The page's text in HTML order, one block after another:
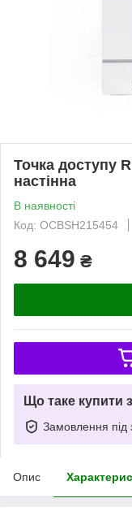
Точка доступу
настінна
В наявності
Код: OCBSH215454
8 649 ₴
Що таке купити
Замовлення під
Опис